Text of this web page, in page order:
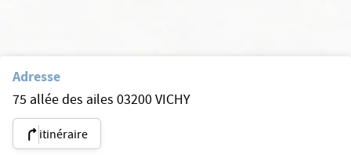
Adresse
75 allée des ailes 03200 VICHY
itinéraire